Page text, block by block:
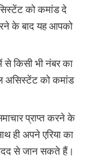
को कमांड दे
के बाद यह आपको
किसी भी नंबर का
असिस्टेंट को कमांड
प्राप्त करने के
ही अपने एरिया का
से जान सकते हैं।